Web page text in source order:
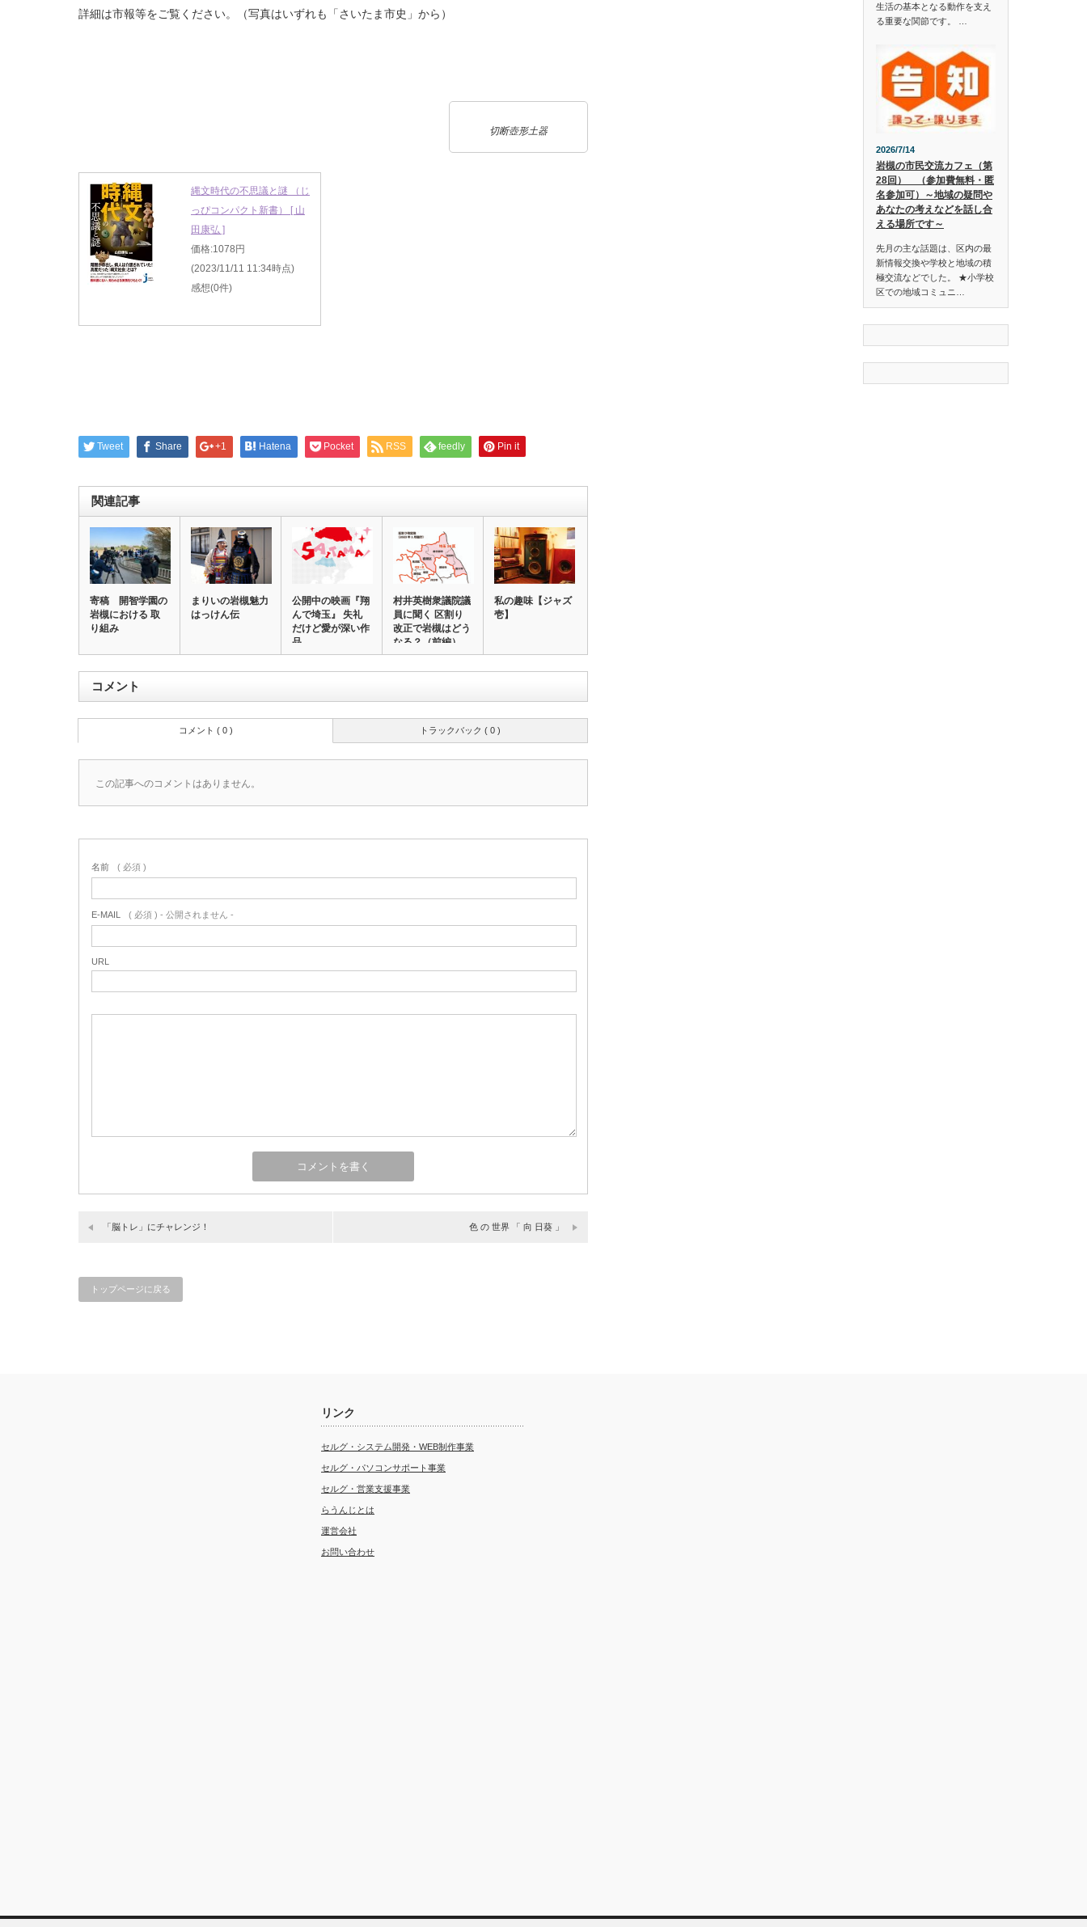
詳細は市報等をご覧ください。（写真はいずれも「さいたま市史」から）
切断壺形土器
縄文時代の不思議と謎 （じ
っぴコンパクト新書） [ 山
田康弘 ]
価格:1078円
(2023/11/11 11:34時点)
感想(0件)
Tweet Share +1 Hatena Pocket RSS feedly Pin it
関連記事
寄稿 開智学園の
岩槻における 取
り組み
まりいの岩槻魅力
はっけん伝
公開中の映画『翔
んで埼玉』 失礼
だけど愛が深い作
品
村井英樹衆議院議
員に聞く 区割り
改正で岩槻はどう
なる？（前編）
私の趣味【ジャズ
壱】
コメント
トラックバック ( 0 )
コメント ( 0 )
この記事へのコメントはありません。
名前 ( 必須 )
E-MAIL ( 必須 ) - 公開されません -
URL
「脳トレ」にチャレンジ！ 色 の 世界 「 向 日葵 」
トップページに戻る
生活の基本となる動作を支え
る重要な関節です。 …
2026/7/14
岩槻の市民交流カフェ（第
28回） （参加費無料・匿
名参加可）～地域の疑問や
あなたの考えなどを話し合
える場所です～
先月の主な話題は、区内の最
新情報交換や学校と地域の積
極交流などでした。 ★小学校
区での地域コミュニ…
リンク
セルグ・システム開発・WEB制作事業
セルグ・パソコンサポート事業
セルグ・営業支援事業
らうんじとは
運営会社
お問い合わせ